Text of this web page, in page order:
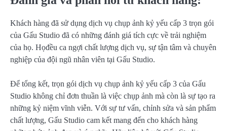
Khách hàng đã sử dụng dịch vụ chụp ảnh kỷ yếu cấp 3 trọn gói
của Gấu Studio đã có những đánh giá tích cực về trải nghiệm
của họ. Họđều ca ngợi chất lượng dịch vụ, sự tận tâm và chuyên
nghiệp của đội ngũ nhân viên tại Gấu Studio.
Để tổng kết, trọn gói dịch vụ chụp ảnh kỷ yếu cấp 3 của Gấu
Studio không chỉ đơn thuần là việc chụp ảnh mà còn là sự tạo ra
những kỷ niệm vĩnh viễn. Với sự tư vấn, chỉnh sửa và sản phẩm
chất lượng, Gấu Studio cam kết mang đến cho khách hàng